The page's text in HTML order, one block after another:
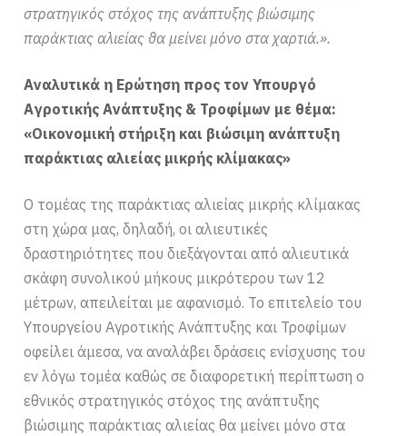
στρατηγικός στόχος της ανάπτυξης βιώσιμης
παράκτιας αλιείας θα μείνει μόνο στα χαρτιά.».
Αναλυτικά η Ερώτηση προς τον Υπουργό
Αγροτικής Ανάπτυξης & Τροφίμων με θέμα:
«Οικονομική στήριξη και βιώσιμη ανάπτυξη
παράκτιας αλιείας μικρής κλίμακας»
Ο τομέας της παράκτιας αλιείας μικρής κλίμακας
στη χώρα μας, δηλαδή, οι αλιευτικές
δραστηριότητες που διεξάγονται από αλιευτικά
σκάφη συνολικού μήκους μικρότερου των 12
μέτρων, απειλείται με αφανισμό. Το επιτελείο του
Υπουργείου Αγροτικής Ανάπτυξης και Τροφίμων
οφείλει άμεσα, να αναλάβει δράσεις ενίσχυσης του
εν λόγω τομέα καθώς σε διαφορετική περίπτωση ο
εθνικός στρατηγικός στόχος της ανάπτυξης
βιώσιμης παράκτιας αλιείας θα μείνει μόνο στα